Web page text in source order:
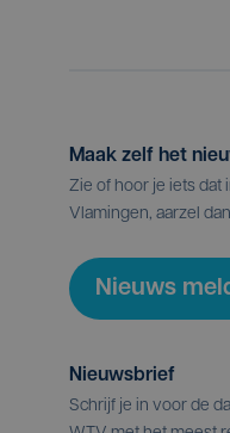
Maak zelf het
Zie of hoor je iets dat
Vlamingen, aarzel
Nieuws
Nieuwsbrief
Schrijf je in voor de